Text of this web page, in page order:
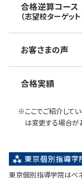
合格逆算コース
（志望校ターゲット
お客さまの声
合格実績
※ここでご紹介してい
は変更する場合が
東京個別指導学院はベネ